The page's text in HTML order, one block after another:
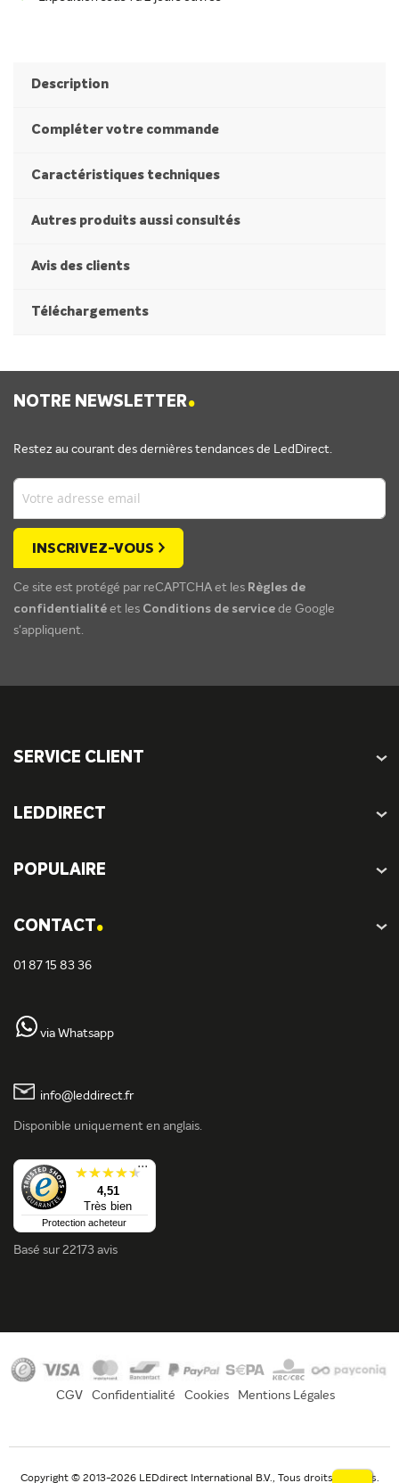
Description
Compléter votre commande
Caractéristiques techniques
Autres produits aussi consultés
Avis des clients
Téléchargements
NOTRE NEWSLETTER.
Restez au courant des dernières tendances de LedDirect.
INSCRIVEZ-VOUS
Ce site est protégé par reCAPTCHA et les Règles de
confidentialité et les Conditions de service de Google
s'appliquent.
SERVICE CLIENT
LEDDIRECT
POPULAIRE
CONTACT.
01 87 15 83 36
via Whatsapp
info@leddirect.fr
Disponible uniquement en anglais.
4,51
Très bien
...
Protection acheteur
Basé sur22173 avis
CGV Confidentialité Cookies Mentions Légales
Copyright © 2013-2026 LEDdirect International B.V., Tous droits réservés.